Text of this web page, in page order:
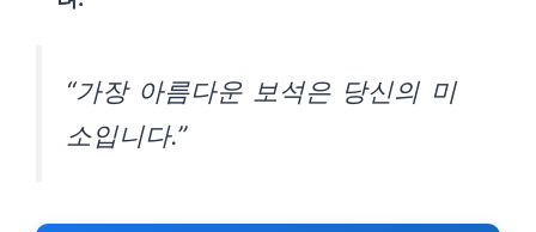
“가장 아름다운 보석은 당신의 미
소입니다.”